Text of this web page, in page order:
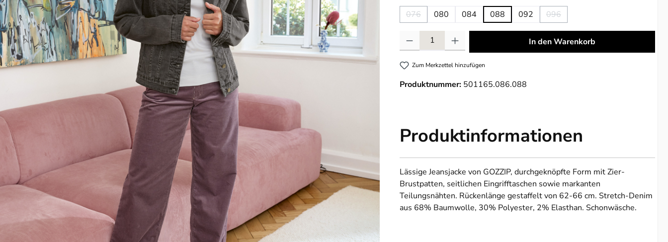
076(Diese Option ist zurzeit nicht verfügbar.)
080 084 088 092 096(Diese Option ist zurzeit nicht
Produkt Anzahl: Gib den gewünschten Wert ein oder benutze die Schaltflächen um
In den Warenkorb
Zum Merkzettel hinzufügen
Produktnummer: 501165.086.088
Produktinformationen
Lässige Jeansjacke von GOZZIP, durchgeknöpfte Form mit Zier-
Brustpatten, seitlichen Eingrifftaschen sowie markanten
Teilungsnähten. Rückenlänge gestaffelt von 62-66 cm. Stretch-Denim
aus 68% Baumwolle, 30% Polyester, 2% Elasthan. Schonwäsche.